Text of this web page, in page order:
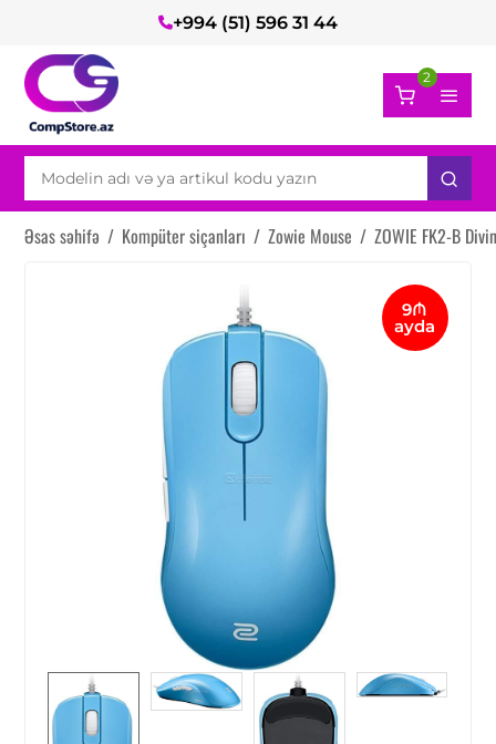
+994 (51) 596 31 44
2
Əsas səhifə / Kompüter siçanları / Zowie Mouse / ZOWIE FK2-B
9₼
ayda